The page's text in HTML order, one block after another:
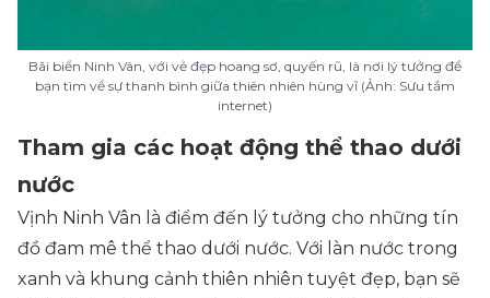
Bãi biển Ninh Vân, với vẻ đẹp hoang sơ, quyến rũ, là nơi lý tưởng để
bạn tìm về sự thanh bình giữa thiên nhiên hùng vĩ (Ảnh: Sưu tầm
internet)
Tham gia các hoạt động thể thao dưới
nước
Vịnh Ninh Vân là điểm đến lý tưởng cho những tín
đồ đam mê thể thao dưới nước. Với làn nước trong
xanh và khung cảnh thiên nhiên tuyệt đẹp, bạn sẽ